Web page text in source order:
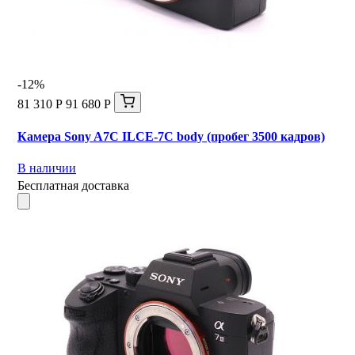
-12%
81 310 Р 91 680 Р
Камера Sony A7C ILCE-7C body (пробег 3500 кадров)
В наличии
Бесплатная доставка